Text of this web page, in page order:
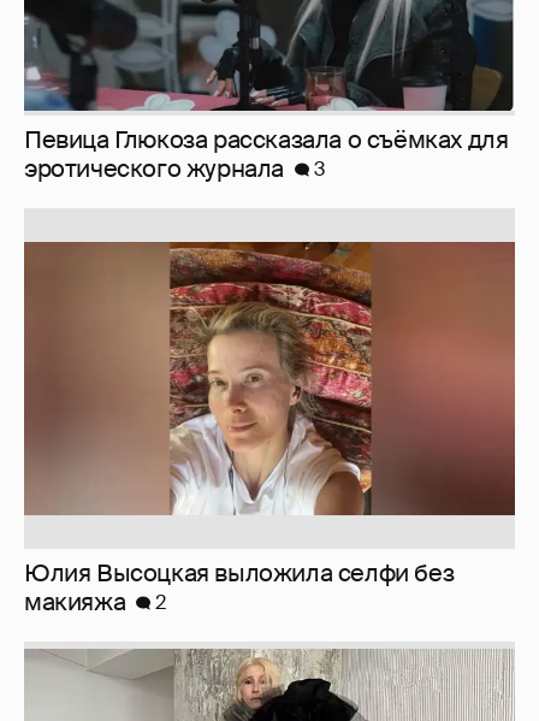
Певица Глюкоза рассказала о съёмках для
эротического журнала
3
Юлия Высоцкая выложила селфи без
макияжа
2